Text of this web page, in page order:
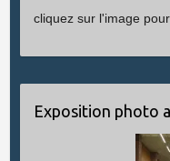
cliquez sur l'image
Exposition photo